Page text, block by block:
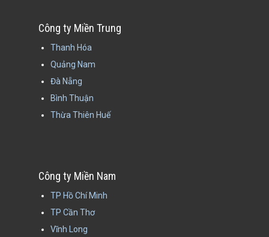
Công ty Miền Trung
Thanh Hóa
Quảng Nam
Đà Nẵng
Bình Thuận
Thừa Thiên Huế
Công ty Miền Nam
TP Hồ Chí Minh
TP Cần Thơ
Vĩnh Long